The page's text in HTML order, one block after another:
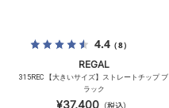
4.4（8）
REGAL
315REC 【大きいサイズ】ストレートチップ ブ
ラック
¥37,400 （税込）